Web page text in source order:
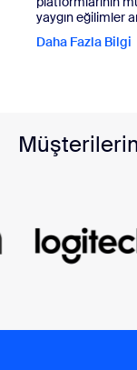
yaygın eğilimler
Daha Fazla Bilgi